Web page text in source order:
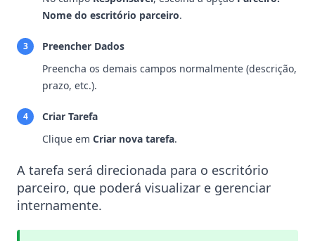
Nome do escritório parceiro.
3
Preencher Dados
Preencha os demais campos normalmente (descrição,
prazo, etc.).
4
Criar Tarefa
Clique em Criar nova tarefa.
A tarefa será direcionada para o escritório
parceiro, que poderá visualizar e gerenciar
internamente.